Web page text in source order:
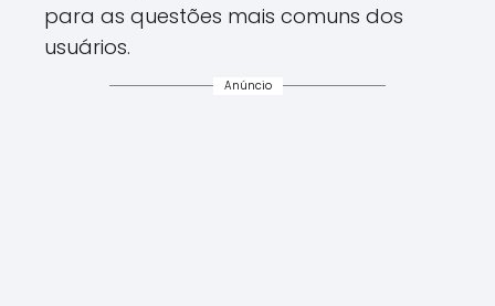
para as questões mais comuns dos
usuários.
Anúncio